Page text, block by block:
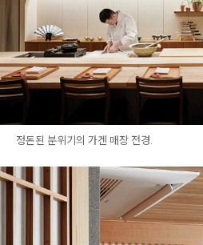
정돈된 분위기의 가겐 매장 전경.